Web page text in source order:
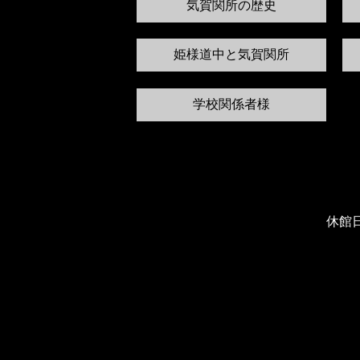
気賀関所の歴史
姫様道中と気賀関所
学校関係者様
休館